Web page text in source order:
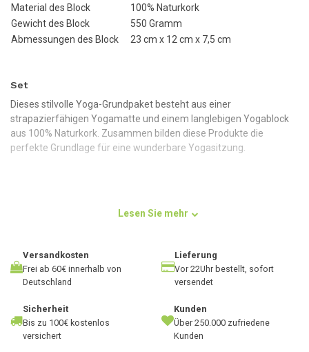
Material des Block
100% Naturkork
Gewicht des Block
550 Gramm
Abmessungen des Block
23 cm x 12 cm x 7,5 cm
Set
Dieses stilvolle Yoga-Grundpaket besteht aus einer
strapazierfähigen Yogamatte und einem langlebigen Yogablock
aus 100% Naturkork. Zusammen bilden diese Produkte die
perfekte Grundlage für eine wunderbare Yogasitzung.
Yogamatte. Die indigoblaue Version ist eine klassische und stilvolle
Matte, die hervorragenden Halt bietet. Diese Matte ist besonders
rutschfest und bietet ein sicheres Gefühl bei der Durchführung
Weitere Informationen über die extra dicke indigofarbene sticky
Yogamatte finden Sie
Lesen Sie mehr
Versandkosten
Frei ab 60€ innerhalb von
Deutschland
Lieferung
Vor 22Uhr bestellt, sofort
versendet
Sicherheit
Bis zu 100€ kostenlos
versichert
Kunden
Über 250.000 zufriedene
Kunden